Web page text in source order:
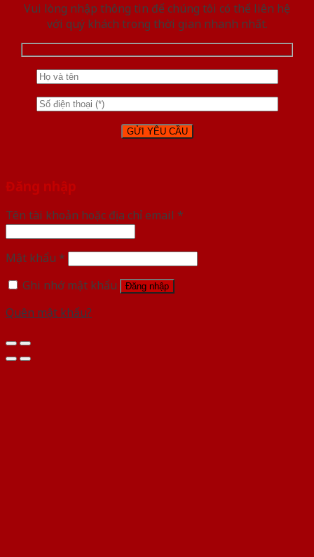
Vui lòng nhập thông tin để chúng tôi có thể liên hệ
với quý khách trong thời gian nhanh nhất.
Đăng nhập
Tên tài khoản hoặc địa chỉ email *
Mật khẩu *
Ghi nhớ mật khẩu
Đăng nhập
Quên mật khẩu?